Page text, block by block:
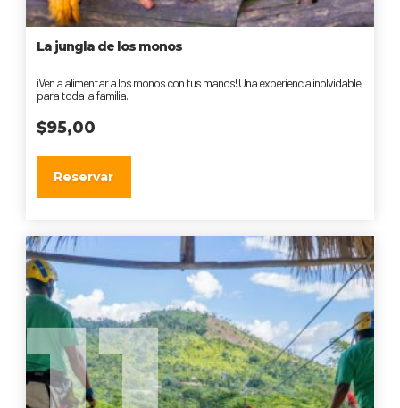
La jungla de los monos
¡Ven a alimentar a los monos con tus manos! Una experiencia inolvidable
para toda la familia.
$95,00
Reservar